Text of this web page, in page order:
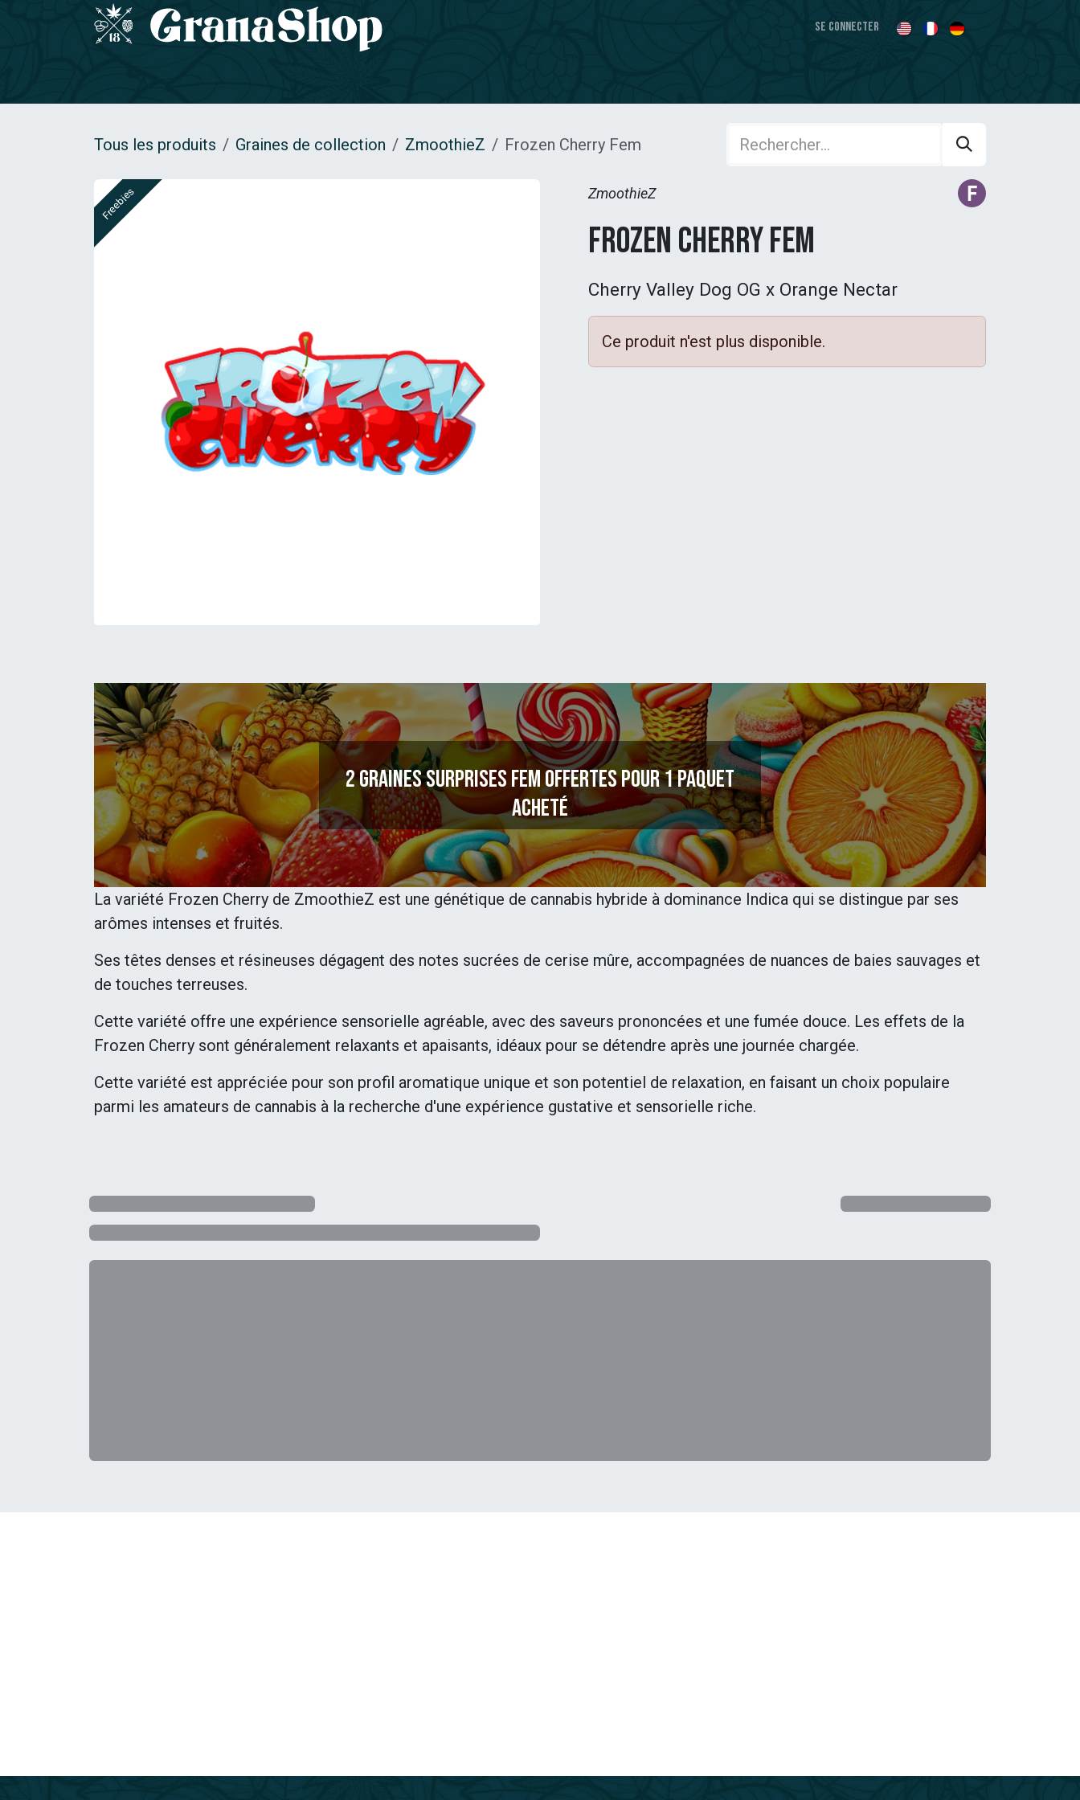
Se rendre au contenu
Se connecter
Tous les produits Graines de collection ZmoothieZ Frozen Cherry Fem
Freebies ZmoothieZ
Frozen Cherry Fem
Cherry Valley Dog OG x Orange Nectar
Ce produit n'est plus disponible.
2 graines surprises fem offertes pour 1 paquet
acheté
La variété Frozen Cherry de ZmoothieZ est une génétique de cannabis hybride à dominance Indica qui se distingue par ses
arômes intenses et fruités.
Ses têtes denses et résineuses dégagent des notes sucrées de cerise mûre, accompagnées de nuances de baies sauvages et
de touches terreuses.
Cette variété offre une expérience sensorielle agréable, avec des saveurs prononcées et une fumée douce. Les effets de la
Frozen Cherry sont généralement relaxants et apaisants, idéaux pour se détendre après une journée chargée.
Cette variété est appréciée pour son profil aromatique unique et son potentiel de relaxation, en faisant un choix populaire
parmi les amateurs de cannabis à la recherche d'une expérience gustative et sensorielle riche.